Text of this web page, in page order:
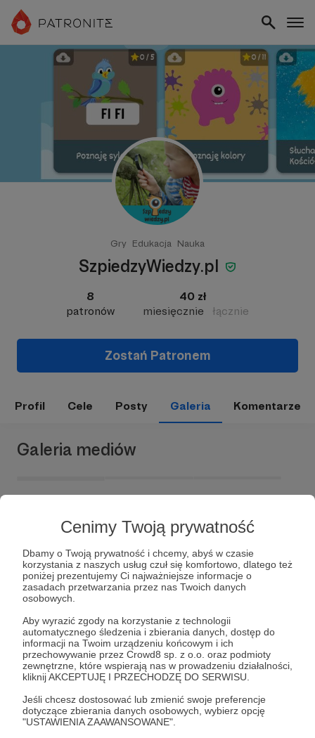
Cenimy Twoją prywatność
Dbamy o Twoją prywatność i chcemy, abyś w czasie
korzystania z naszych usług czuł się komfortowo, dlatego też
poniżej prezentujemy Ci najważniejsze informacje o
zasadach przetwarzania przez nas Twoich danych
osobowych.
Aby wyrazić zgody na korzystanie z technologii
automatycznego śledzenia i zbierania danych, dostęp do
informacji na Twoim urządzeniu końcowym i ich
przechowywanie przez Crowd8 sp. z o.o. oraz podmioty
zewnętrzne, które wspierają nas w prowadzeniu działalności,
kliknij AKCEPTUJĘ I PRZECHODZĘ DO SERWISU.
Jeśli chcesz dostosować lub zmienić swoje preferencje
dotyczące zbierania danych osobowych, wybierz opcję
"USTAWIENIA ZAAWANSOWANE".
Gry Edukacja Nauka
SzpiedzyWiedzy.pl
8
patronów
40 zł
miesięcznie
łącznie
Zostań Patronem
Profil Cele Posty Galeria Komentarze
Galeria mediów
Dołącz do grona Patronów!
Wesprzyj działalność AutoraSzpiedzyWiedzy.pljuż
teraz!